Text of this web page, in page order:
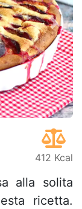
412 Kcal
alla solita
ricetta.